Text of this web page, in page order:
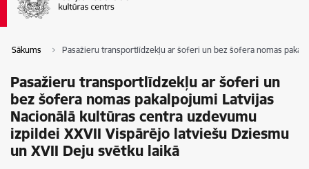
Sākums Pasažieru transportlīdzekļu ar šoferi un bez šofera nomas
Pasažieru transportlīdzekļu ar šoferi un
bez šofera nomas pakalpojumi Latvijas
Nacionālā kultūras centra uzdevumu
izpildei XXVII Vispārējo latviešu Dziesmu
un XVII Deju svētku laikā